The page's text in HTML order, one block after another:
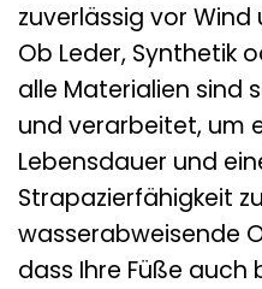
zuverlässig vor
Ob Leder, Synthetik
alle Materialien sind
und verarbeitet, um
Lebensdauer und
Strapazierfähigkeit
wasserabweisende
dass Ihre Füße auch